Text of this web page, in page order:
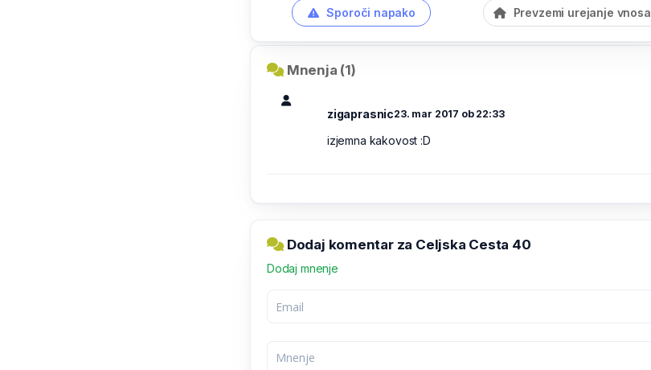
Sporoči napako Prevzemi urejanje vnosa
Mnenja (1)
zigaprasnic23. mar 2017 ob 22:33
izjemna kakovost :D
Dodaj komentar za Celjska Cesta 40
Dodaj mnenje